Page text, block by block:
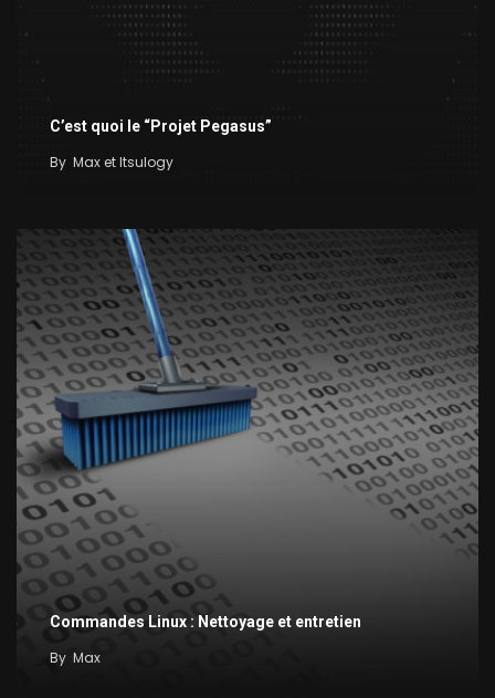
C’est quoi le “Projet Pegasus”
By Max et Itsulogy
Commandes Linux : Nettoyage et entretien
By Max